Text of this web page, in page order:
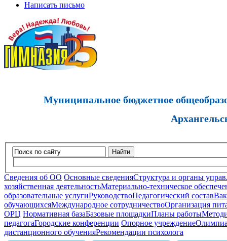
Написать письмо
Муниципальное бюджетное
Найти
Сведения об ОО Основные сведенияСтруктура и органы
хозяйственная деятельностьМатериально-техническое
образовательные услугиРуководствоПедагогический состав
обучающихсяМеждународное сотрудничествоОрганизация
ОРЦ Нормативная базаБазовые площадкиПланы работы
педагогаГородские конференции Опорное учреждение
дистанционного обученияРекомендации психолога